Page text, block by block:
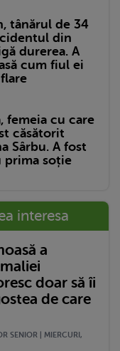
tânărul de 34
din
durerea. A
cum fiul ei
femeia cu care
căsătorit
Sârbu. A fost
prima soție
interesa
a
doar să îi
de care
SENIOR | MIERCURI,